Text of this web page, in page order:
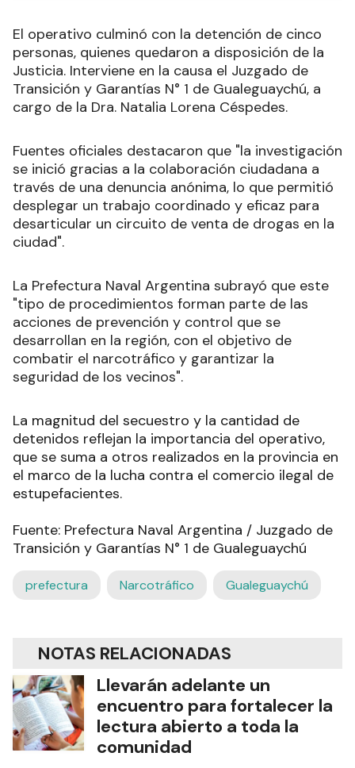
El operativo culminó con la detención de cinco
personas, quienes quedaron a disposición de la
Justicia. Interviene en la causa el Juzgado de
Transición y Garantías N° 1 de Gualeguaychú, a
cargo de la Dra. Natalia Lorena Céspedes.
Fuentes oficiales destacaron que "la investigación
se inició gracias a la colaboración ciudadana a
través de una denuncia anónima, lo que permitió
desplegar un trabajo coordinado y eficaz para
desarticular un circuito de venta de drogas en la
ciudad".
La Prefectura Naval Argentina subrayó que este
"tipo de procedimientos forman parte de las
acciones de prevención y control que se
desarrollan en la región, con el objetivo de
combatir el narcotráfico y garantizar la
seguridad de los vecinos".
La magnitud del secuestro y la cantidad de
detenidos reflejan la importancia del operativo,
que se suma a otros realizados en la provincia en
el marco de la lucha contra el comercio ilegal de
estupefacientes.
Fuente: Prefectura Naval Argentina / Juzgado de
Transición y Garantías N° 1 de Gualeguaychú
prefectura Narcotráfico Gualeguaychú
NOTAS RELACIONADAS
Llevarán adelante un
encuentro para fortalecer la
lectura abierto a toda la
comunidad